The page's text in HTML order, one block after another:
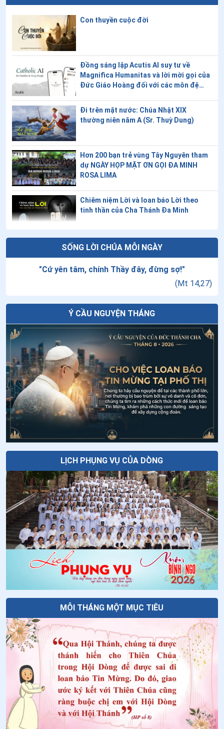
thường
Khi mọi việc không thuận theo ý bạn...
. Làm bạn với bệnh tật
15.Khi người già thao thức về ơn gọi
16.Kỉ niệm quý giá bởi vì nó là duy nhất
17.Dấu chân người gieo sự hiệp nhất
19.Gửi người nữ tu của Chúa nhân dịp 8/3
20.Khép lại mùa xuân, mở cửa sa mạc
21.Áo mới đón xuân
Hãy dịu dàng với tuổi già của cha mẹ
Chuyện tuổi tác
Bình an: Lời chào chúc cho năm mới
27
.Ngân hàng thời gian
29.Tâm thư Đêm Thánh
30.Thương người dân quê tôi
31.Nước mắt rơi trên dải đất miền Trung và Tây Nguyên
32 Tri ân những người THẦY
Lời tri ân "Copy-Paste"
34.Bến sông mùa cũ
35.Bản nhạc giữa đời thường
36. Đức tin trên đường
37.Những bông hoa mùa nước đục
Túi áo mẹ có gì?
Kinh Mân Côi - lời kinh hy vọng
40.Trung thu trong kí ức tuổi thơ
41.Hương ngọc lan cuối vườn Tu viện
42."Nốt trầm" của đời dâng hiến
Lời tâm sự của THẬP GIÁ
44.Khi tôi 50
45 . Tản mạn mùa tựu trường
46 Khuôn mặt hấp dẫn
SỐNG LỜI CHÚA MỖI NGÀY
"Cứ yên tâm, chính Thầy đây, đừng sợ!"
(Mt 14,27)
Ý CẦU NGUYỆN THÁNG
LỊCH PHỤNG VỤ CỦA DÒNG
Con thuyền cuộc đời
Đồng sáng lập Acutis AI suy tư về
Magnifica Humanitas và lời mời gọi của
Đức Giáo Hoàng đối với các môn đệ
Đi trên mặt nước: Chúa Nhật XIX
thường niên năm A (Sr. Thuỳ Dung)
Hơn 200 bạn trẻ vùng Tây Nguyên tham
dự NGÀY HỌP MẶT ƠN GỌI ĐA MINH
ROSA LIMA
Chiêm niệm Lời và loan báo Lời theo
tinh thần của Cha Thánh Đa Minh
Ngày 08/8 - Thánh Đa Minh
Thứ Bảy tuần VXIII thường niên - Thánh
Đưa AI vào việc dạy giáo lý: Cơ hội mới
cho việc loan báo Tin Mừng?
Năm thời điểm để cầu nguyện khi đang
đi trên đường
Thứ Sáu tuần XVIII thường niên
MỖI THÁNG MỘT MỤC TIÊU